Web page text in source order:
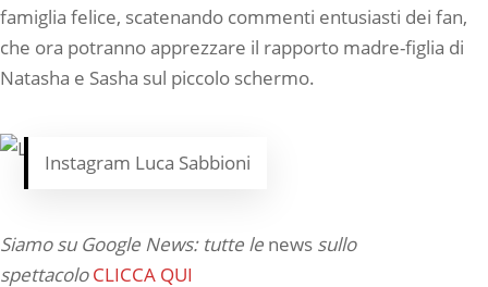
famiglia felice, scatenando commenti entusiasti dei fan,
che ora potranno apprezzare il rapporto madre-figlia di
Natasha e Sasha sul piccolo schermo.
Instagram Luca Sabbioni
Siamo su Google News: tutte le news sullo
spettacoloCLICCA QUI